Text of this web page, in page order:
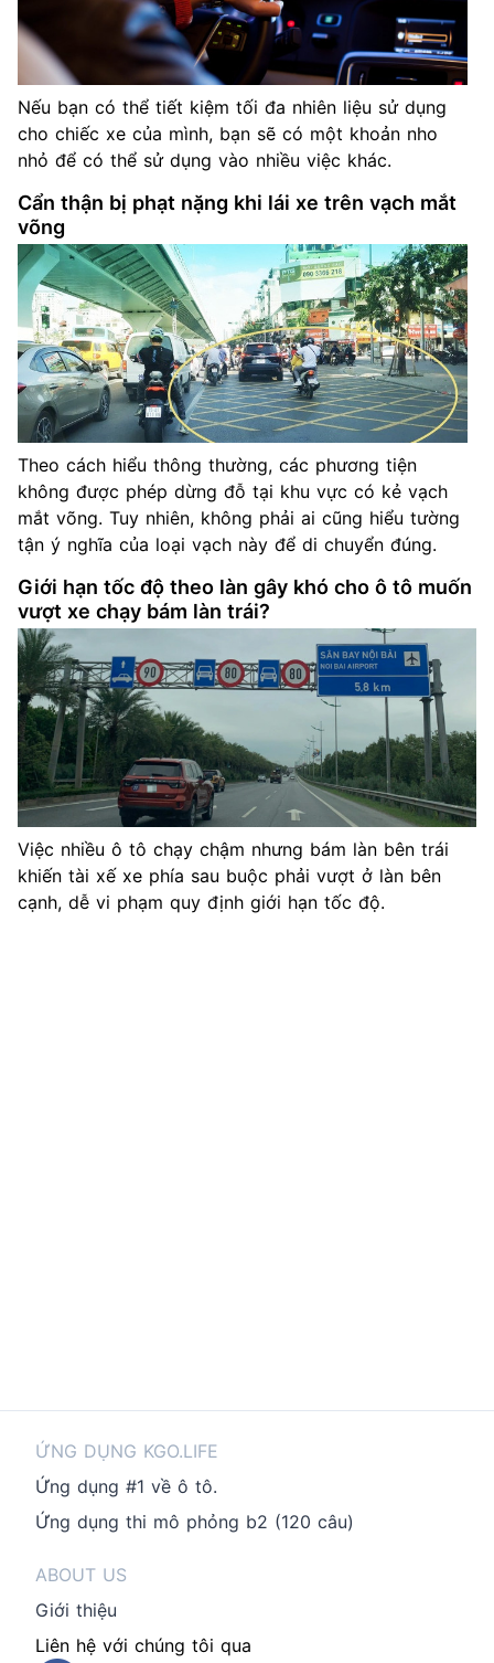
Nếu bạn có thể tiết kiệm tối đa nhiên liệu sử dụng
cho chiếc xe của mình, bạn sẽ có một khoản nho
nhỏ để có thể sử dụng vào nhiều việc khác.
Cẩn thận bị phạt nặng khi lái xe trên vạch mắt
võng
Theo cách hiểu thông thường, các phương tiện
không được phép dừng đỗ tại khu vực có kẻ vạch
mắt võng. Tuy nhiên, không phải ai cũng hiểu tường
tận ý nghĩa của loại vạch này để di chuyển đúng.
Giới hạn tốc độ theo làn gây khó cho ô tô muốn
vượt xe chạy bám làn trái?
Việc nhiều ô tô chạy chậm nhưng bám làn bên trái
khiến tài xế xe phía sau buộc phải vượt ở làn bên
cạnh, dễ vi phạm quy định giới hạn tốc độ.
ỨNG DỤNG KGO.LIFE
Ứng dụng #1 về ô tô.
Ứng dụng thi mô phỏng b2 (120 câu)
ABOUT US
Giới thiệu
Liên hệ với chúng tôi qua